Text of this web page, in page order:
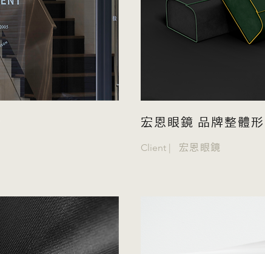
宏恩眼鏡 品牌整體
Client | 宏恩眼鏡